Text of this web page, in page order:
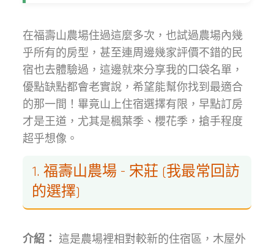
在福壽山農場住過這麼多次，也試過農場內幾
乎所有的房型，甚至連周邊幾家評價不錯的民
宿也去體驗過，這邊就來分享我的口袋名單，
優點缺點都會老實說，希望能幫你找到最適合
的那一間！畢竟山上住宿選擇有限，早點訂房
才是王道，尤其是楓葉季、櫻花季，搶手程度
超乎想像。
1. 福壽山農場 - 宋莊 (我最常回訪
的選擇)
介紹： 這是農場裡相對較新的住宿區，木屋外